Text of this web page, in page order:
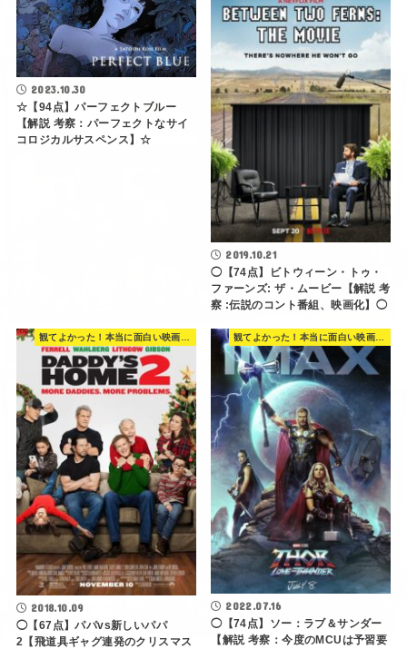
2023.10.30
☆【94点】パーフェクトブルー
【解説 考察：パーフェクトなサイ
コロジカルサスペンス】☆
2019.10.21
◯【74点】ビトウィーン・トゥ・
ファーンズ: ザ・ムービー【解説 考
察 :伝説のコント番組、映画化】◯
2018.10.09
◯【67点】パパvs新しいパパ
2【飛道具ギャグ連発のクリスマス
2022.07.16
◯【74点】ソー：ラブ＆サンダー
【解説 考察：今度のMCUは予習要